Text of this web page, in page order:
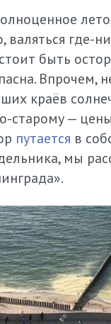
валяться где-
быть
краёв
старому —
путается в
мы